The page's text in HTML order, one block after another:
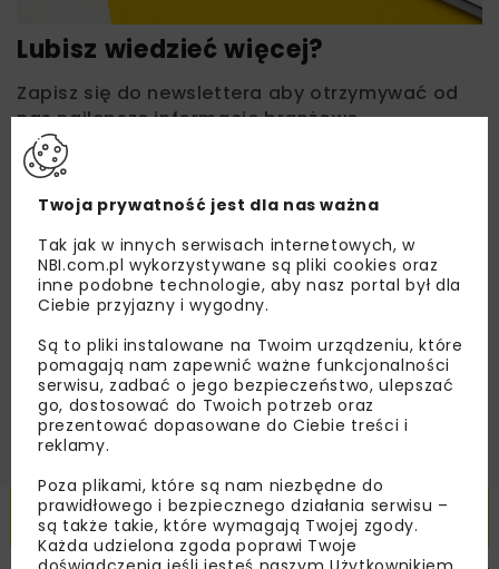
Lubisz wiedzieć więcej?
Zapisz się do newslettera aby otrzymywać od
nas najlepsze informacje branżowe,
zaproszenia na wydarzenia, atrakcyjne oferty i
dedykowane akcje specjalne.
Zapoznałam/em się zPolityką Prywatnościi
Regulaminemoraz wyrażam zgodę na otrzymywanie na
podany przeze mnie adres e-mail korespondencji
ZAPISZ MNIE
Powiązane artykuły
Twoja prywatność jest dla nas ważna
Tak jak w innych serwisach internetowych, w
NBI.com.pl wykorzystywane są pliki cookies oraz
inne podobne technologie, aby nasz portal był dla
Ciebie przyjazny i wygodny.
Są to pliki instalowane na Twoim urządzeniu, które
pomagają nam zapewnić ważne funkcjonalności
serwisu, zadbać o jego bezpieczeństwo, ulepszać
go, dostosować do Twoich potrzeb oraz
prezentować dopasowane do Ciebie treści i
reklamy.
Poza plikami, które są nam niezbędne do
prawidłowego i bezpiecznego działania serwisu –
są także takie, które wymagają Twojej zgody.
Każda udzielona zgoda poprawi Twoje